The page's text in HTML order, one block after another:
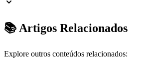
📚 Artigos Relacionados
Explore outros conteúdos relacionados: